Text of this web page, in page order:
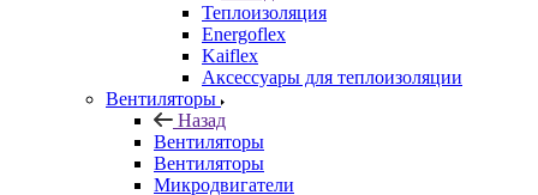
Теплоизоляция
Energoflex
Kaiflex
Аксессуары для теплоизоляции
Вентиляторы
Назад
Вентиляторы
Вентиляторы
Микродвигатели